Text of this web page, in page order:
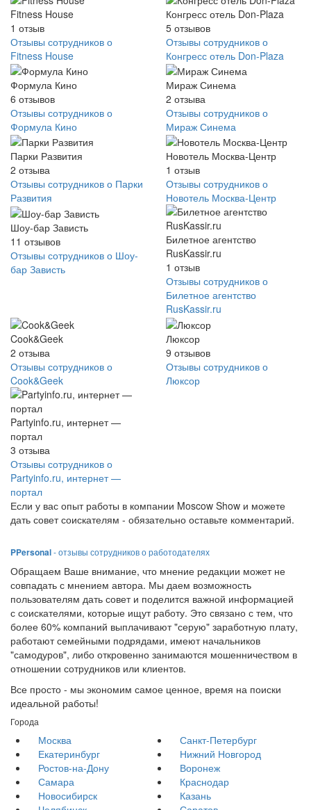
Fitness House
1 отзыв
Отзывы сотрудников о
Fitness House
Конгресс отель Don-Plaza
5 отзывов
Отзывы сотрудников о
Конгресс отель Don-Plaza
Формула Кино
6 отзывов
Отзывы сотрудников о
Формула Кино
Мираж Синема
2 отзыва
Отзывы сотрудников о
Мираж Синема
Парки Развития
2 отзыва
Отзывы сотрудников о Парки
Развития
Новотель Москва-Центр
1 отзыв
Отзывы сотрудников о
Новотель Москва-Центр
Шоу-бар Зависть
11 отзывов
Отзывы сотрудников о Шоу-
бар Зависть
Билетное агентство
RusKassir.ru
1 отзыв
Отзывы сотрудников о
Билетное агентство
RusKassir.ru
Cook&Geek
2 отзыва
Отзывы сотрудников о
Cook&Geek
Люксор
9 отзывов
Отзывы сотрудников о
Люксор
Partyinfo.ru, интернет —
портал
3 отзыва
Отзывы сотрудников о
Partyinfo.ru, интернет —
портал
Если у вас опыт работы в компании Moscow Show и можете
дать совет соискателям - обязательно оставьте комментарий.
PPersonal- отзывы сотрудников о работодателях
Обращаем Ваше внимание, что мнение редакции может не
совпадать с мнением автора. Мы даем возможность
пользователям дать совет и поделится важной информацией
с соискателями, которые ищут работу. Это связано с тем, что
более 60% компаний выплачивают "серую" заработную плату,
работают семейными подрядами, имеют начальников
"самодуров", либо откровенно занимаются мошенничеством в
отношении сотрудников или клиентов.
Все просто - мы экономим самое ценное, время на поиски
идеальной работы!
Города
Москва
Санкт-Петербург
Екатеринбург
Нижний Новгород
Ростов-на-Дону
Воронеж
Самара
Краснодар
Новосибирск
Казань